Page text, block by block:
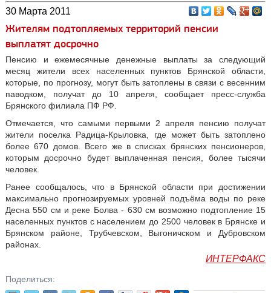
30 Марта 2011
Жителям подтопляемых территорий пенсии
выплатят досрочно
Пенсию и ежемесячные денежные выплаты за следующий
месяц жители всех населенных пунктов Брянской области,
которые, по прогнозу, могут быть затоплены в связи с весенним
паводком, получат до 10 апреля, сообщает пресс-служба
Брянского филиала ПФ РФ.
Отмечается, что самыми первыми 2 апреля пенсию получат
жители поселка Радица-Крыловка, где может быть затоплено
более 670 домов. Всего же в списках брянских пенсионеров,
которым досрочно будет выплаченная пенсия, более тысячи
человек.
Ранее сообщалось, что в Брянской области при достижении
максимально прогнозируемых уровней подъёма воды по реке
Десна 550 см и реке Болва - 630 см возможно подтопление 15
населенных пунктов с населением до 2500 человек в Брянске и
Брянском районе, Трубчевском, Выгоничском и Дубровском
районах.
ИНТЕРФАКС
Поделиться: